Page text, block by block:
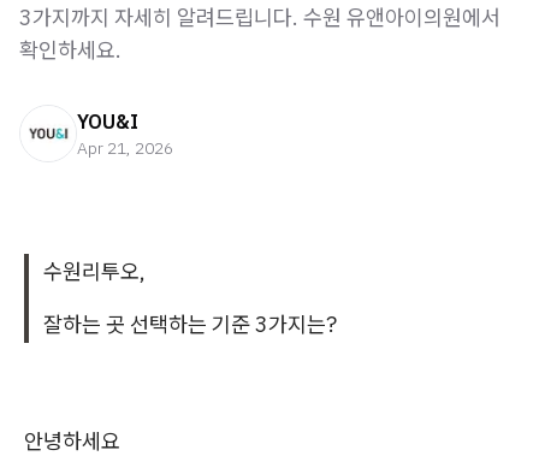
3가지까지 자세히 알려드립니다. 수원 유앤아이의원에서
확인하세요.
YOU&I
Apr 21, 2026
수원리투오,
잘하는 곳 선택하는 기준 3가지는?
안녕하세요